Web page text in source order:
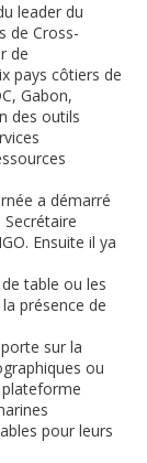
leader du
de Cross-
de
pays côtiers de
Gabon,
des outils
a démarré
Ensuite il ya
table ou les
présence de
sur la
ou
pour leurs